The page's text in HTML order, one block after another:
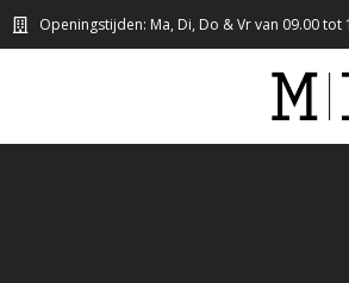
Openingstijden: Ma, Di, Do & Vr van 09.00 tot